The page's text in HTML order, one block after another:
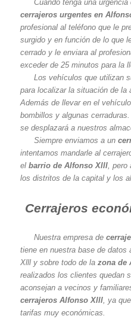
Cuando tenga una
cerrajeros urgentes en
profesional al teléfono que le
surgido y en función de lo que
cerrado y le enviara al
exceder de 25 minutos para la
Los vehículos que utilizan
para localizar la situación de la
Además de llevar en el
bombillos y algunas
se desplazará a nuestros
Siempre enviamos a un
intentamos mandarle al
el barrio de Alfonso Xlll ,
los distritos de la capital y los
Cerrajeros
Nuestra empresa de
tiene en nuestra base de
Xlll y sobre todo de la zona de
realizados los clientes quedan
aconsejan a vecinos y
cerrajeros Alfonso Xlll , ya
tarifas muy económicas.